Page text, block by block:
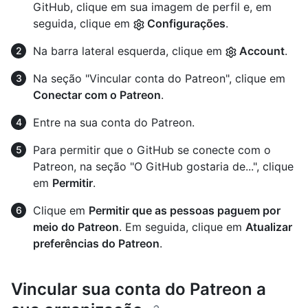
GitHub, clique em sua imagem de perfil e, em
seguida, clique em
Configurações.
Na barra lateral esquerda, clique em
Account.
Na seção "Vincular conta do Patreon", clique em
Conectar com o Patreon.
Entre na sua conta do Patreon.
Para permitir que o GitHub se conecte com o
Patreon, na seção "O GitHub gostaria de...", clique
em Permitir.
Clique em Permitir que as pessoas paguem por
meio do Patreon. Em seguida, clique em Atualizar
preferências do Patreon.
Vincular sua conta do Patreon a